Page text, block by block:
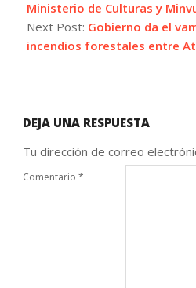
14
Ministerio de Culturas y
Next Post: Gobierno da el
incendios forestales entre
DEJA UNA RESPUESTA
Tu dirección de correo
Comentario *